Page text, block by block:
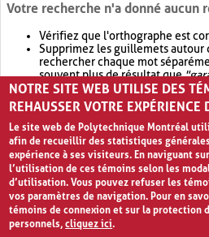
Votre recherche n'a donné aucun
Vérifiez que l'orthographe est
Supprimez les guillemets autour
rechercher chaque mot
souvent plus de résultat que
Envisagez d'élargir votre
retournera souvent plus de
NOTRE SITE WEB UTILISE DES
REHAUSSER VOTRE EXPÉRIENCE
Le site web de Polytechnique Montréal
afin de recueillir des statistiques
expérience à ses visiteurs. En naviguant
l’utilisation de ces témoins selon les
d’utilisation. Vous pouvez refuser les
vos paramètres de navigation. Pour en
témoins de connexion et sur la protection
personnels,cliquez ici.